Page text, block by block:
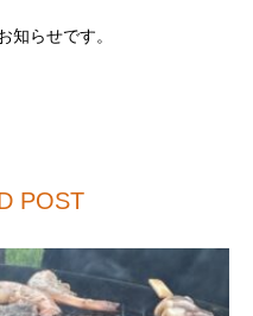
知らせです。
POST